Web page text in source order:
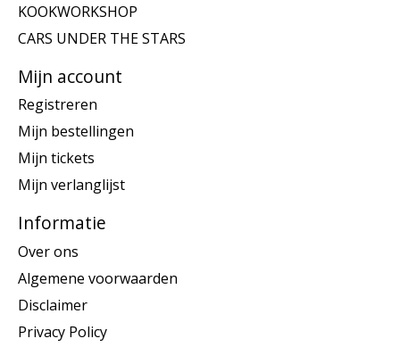
KOOKWORKSHOP
CARS UNDER THE STARS
Mijn account
Registreren
Mijn bestellingen
Mijn tickets
Mijn verlanglijst
Informatie
Over ons
Algemene voorwaarden
Disclaimer
Privacy Policy